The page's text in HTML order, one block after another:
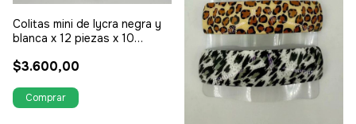
Colitas mini de lycra negra y
blanca x 12 piezas x 10
$3.600,00